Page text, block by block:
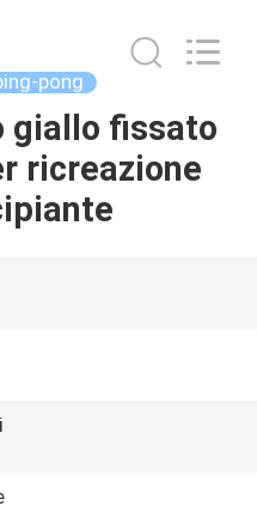
pong
giallo fissato
ricreazione